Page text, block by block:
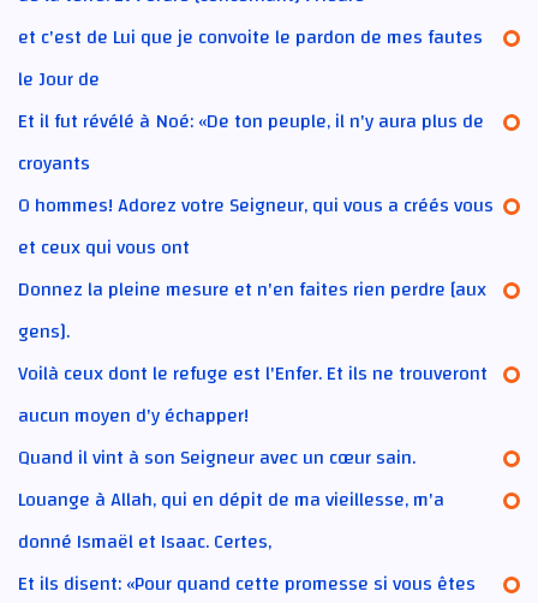
et c'est de Lui que je convoite le pardon de mes fautes
le Jour de
Et il fut révélé à Noé: «De ton peuple, il n'y aura plus de
croyants
O hommes! Adorez votre Seigneur, qui vous a créés vous
et ceux qui vous ont
Donnez la pleine mesure et n'en faites rien perdre [aux
gens].
Voilà ceux dont le refuge est l'Enfer. Et ils ne trouveront
aucun moyen d'y échapper!
Quand il vint à son Seigneur avec un cœur sain.
Louange à Allah, qui en dépit de ma vieillesse, m'a
donné Ismaël et Isaac. Certes,
Et ils disent: «Pour quand cette promesse si vous êtes